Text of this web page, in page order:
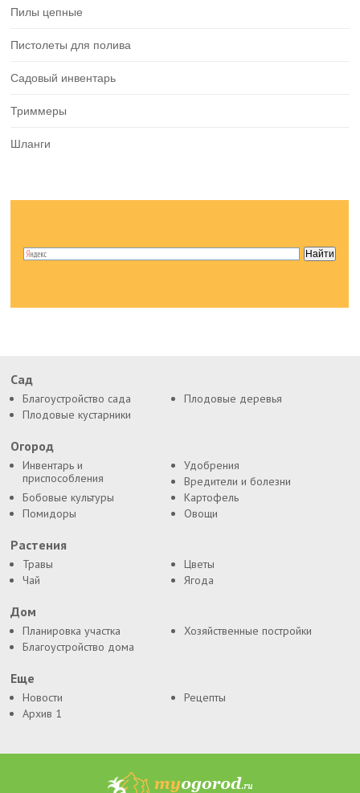
Пилы цепные
Пистолеты для полива
Садовый инвентарь
Триммеры
Шланги
Сад
Благоустройство сада
Плодовые деревья
Плодовые кустарники
Огород
Инвентарь и
приспособления
Удобрения
Вредители и болезни
Бобовые культуры
Картофель
Помидоры
Овощи
Растения
Травы
Цветы
Чай
Ягода
Дом
Планировка участка
Хозяйственные постройки
Благоустройство дома
Еще
Новости
Рецепты
Архив 1